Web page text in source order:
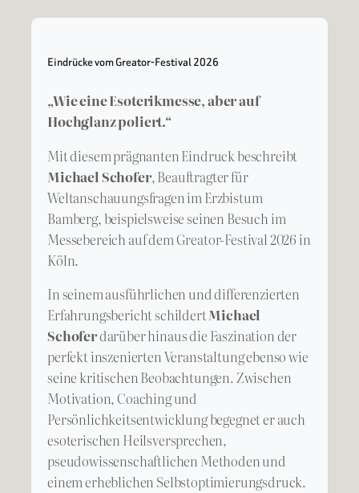
Eindrücke vom Greator-Festival 2026
„Wie eine Esoterikmesse, aber auf
Hochglanz poliert.“
Mit diesem prägnanten Eindruck beschreibt
Michael Schofer, Beauftragter für
Weltanschauungsfragen im Erzbistum
Bamberg, beispielsweise seinen Besuch im
Messebereich auf dem Greator-Festival 2026 in
Köln.
In seinem ausführlichen und differenzierten
Erfahrungsbericht schildertMichael
Schoferdarüber hinaus die Faszination der
perfekt inszenierten Veranstaltung ebenso wie
seine kritischen Beobachtungen. Zwischen
Motivation, Coaching und
Persönlichkeitsentwicklung begegnet er auch
esoterischen Heilsversprechen,
pseudowissenschaftlichen Methoden und
einem erheblichen Selbstoptimierungsdruck.